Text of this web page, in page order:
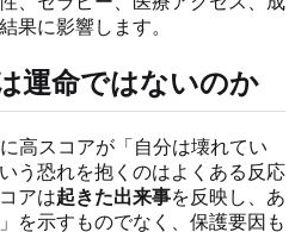
果に影響します。
運命ではないのか
高スコアが「自分は壊れてい
う恐れを抱くのはよくある反応
アは起きた出来事を反映し、あ
を示すものでなく、保護要因も